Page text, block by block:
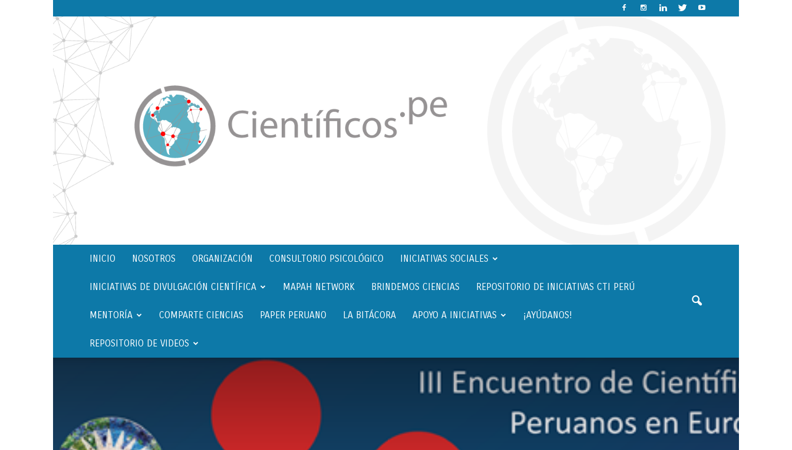
Científicos.pe,
Cientificos
Peruanos
INICIO NOSOTROS ORGANIZACIÓN CONSULTORIO PSICOLÓGICO INICIATIVAS SOCIALES
INICIATIVAS DE DIVULGACIÓN CIENTÍFICA MAPAH NETWORK BRINDEMOS CIENCIAS REPOSITORIO DE INICIATIVAS CTI PERÚ
MENTORÍA COMPARTE CIENCIAS PAPER PERUANO LA BITÁCORA APOYO A INICIATIVAS ¡AYÚDANOS!
REPOSITORIO DE VIDEOS